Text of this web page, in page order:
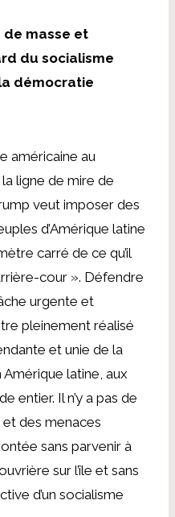
masse et
du socialisme
démocratie
américaine au
ligne de mire de
veut imposer des
d’Amérique latine
carré de ce qu’il
cour ». Défendre
urgente et
pleinement réalisé
et unie de la
latine, aux
entier. Il n’y a pas de
des menaces
sans parvenir à
sur l’île et sans
d’un socialisme